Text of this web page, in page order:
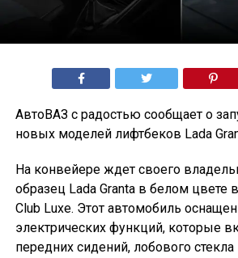
АвтоВАЗ с радостью сообщает о
новых моделей лифтбеков Lada
На конвейере ждет своего
образец Lada Granta в белом цвете
Club Luxe. Этот автомобиль
электрических функций, которые
передних сидений, лобового